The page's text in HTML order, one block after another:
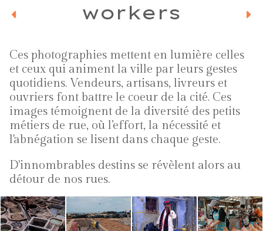
workers
Ces photographies mettent en lumière celles
et ceux qui animent la ville par leurs gestes
quotidiens. Vendeurs, artisans, livreurs et
ouvriers font battre le coeur de la cité. Ces
images témoignent de la diversité des petits
métiers de rue, où l’effort, la nécessité et
l'abnégation se lisent dans chaque geste.
D'innombrables destins se révèlent alors au
détour de nos rues.